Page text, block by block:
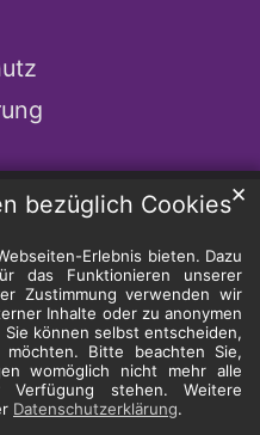
bezüglich Cookies
Erlebnis bieten. Dazu
das Funktionieren unserer
Zustimmung verwenden wir
Inhalte oder zu anonymen
können selbst entscheiden,
Bitte beachten Sie,
womöglich nicht mehr alle
stehen. Weitere
Datenschutzerklärung.
✕